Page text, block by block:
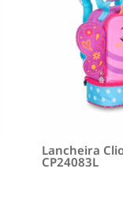
Lancheira
CP24083L